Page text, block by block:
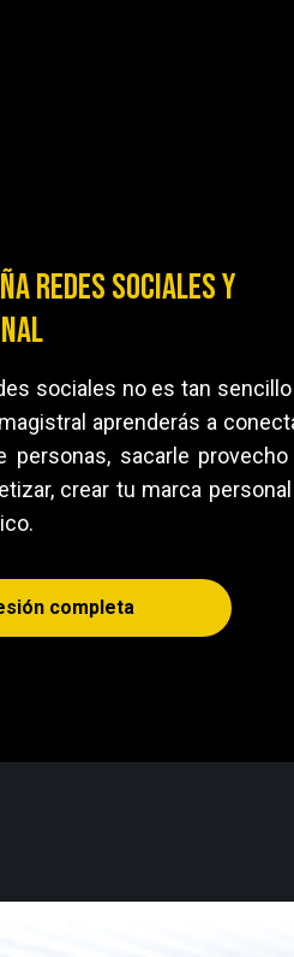
REDES SOCIALES Y
sociales no es tan
aprenderás a
personas, sacarle provecho
crear tu marca
completa